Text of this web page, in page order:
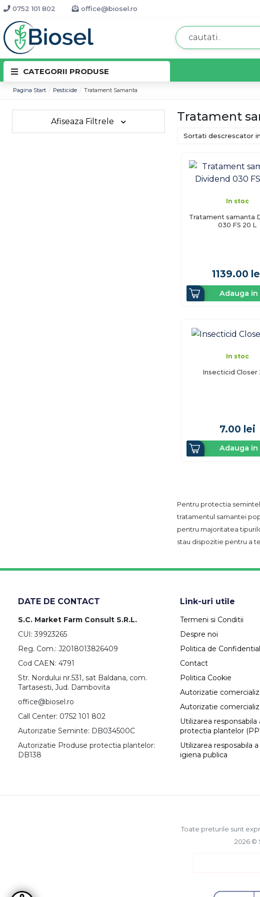
0752 101 802 office@biosel.ro
CATEGORII PRODUSE
Pagina Start Pesticide Tratament Samanta
Afiseaza Filtrele Tratament
Sortati descrescator
In stoc
Tratament samanta
030 FS 20 L
1139.00
Adauga in
In stoc
Insecticid Closer
7.00 lei
Adauga in
Pentru protectia
tratamentul samantei
pentru majoritatea
stau dispozitie pentru a
DATE DE CONTACT
S.C. Market Farm Consult S.R.L.
CUI: 39923265
Reg. Com.: J2018013826409
Cod CAEN: 4791
Str. Nordului nr.531, sat Baldana, com.
Tartasesti, Jud. Dambovita
office@biosel.ro
Call Center: 0752 101 802
Autorizatie Seminte: DB034500C
Autorizatie Produse protectia plantelor:
DB138
Link-uri utile
Termeni si Conditii
Despre noi
Politica de
Contact
Politica Cookie
Autorizatie
Autorizatie
Utilizarea
protectia plantelor
Utilizarea resposabila
igiena publica
Toate preturile sunt
2026 ©